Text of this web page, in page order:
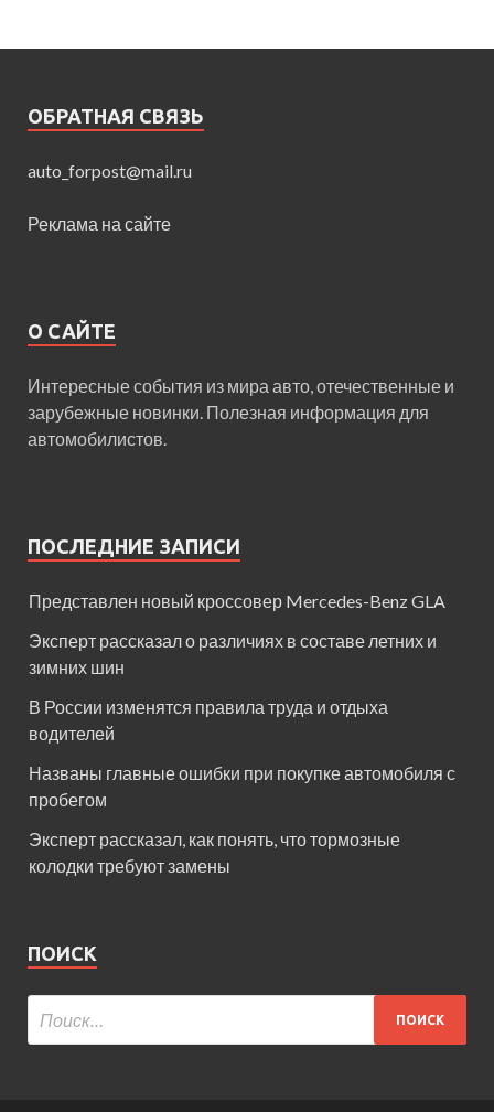
ОБРАТНАЯ СВЯЗЬ
auto_forpost@mail.ru
Реклама на сайте
О САЙТЕ
Интересные события из мира авто, отечественные и
зарубежные новинки. Полезная информация для
автомобилистов.
ПОСЛЕДНИЕ ЗАПИСИ
Представлен новый кроссовер Mercedes-Benz GLA
Эксперт рассказал о различиях в составе летних и
зимних шин
В России изменятся правила труда и отдыха
водителей
Названы главные ошибки при покупке автомобиля с
пробегом
Эксперт рассказал, как понять, что тормозные
колодки требуют замены
ПОИСК